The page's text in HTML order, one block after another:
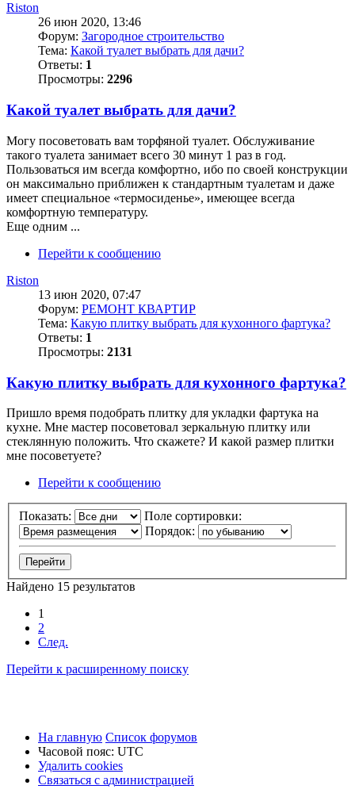
Riston
26 июн 2020, 13:46
Форум: Загородное строительство
Тема: Какой туалет выбрать для дачи?
Ответы: 1
Просмотры: 2296
Какой туалет выбрать для дачи?
Могу посоветовать вам торфяной туалет. Обслуживание
такого туалета занимает всего 30 минут 1 раз в год.
Пользоваться им всегда комфортно, ибо по своей конструкции
он максимально приближен к стандартным туалетам и даже
имеет специальное «термосиденье», имеющее всегда
комфортную температуру.
Еще одним ...
Перейти к сообщению
Riston
13 июн 2020, 07:47
Форум: РЕМОНТ КВАРТИР
Тема: Какую плитку выбрать для кухонного фартука?
Ответы: 1
Просмотры: 2131
Какую плитку выбрать для кухонного фартука?
Пришло время подобрать плитку для укладки фартука на
кухне. Мне мастер посоветовал зеркальную плитку или
стеклянную положить. Что скажете? И какой размер плитки
мне посоветуете?
Перейти к сообщению
Показать:
Поле сортировки:
Порядок:
Найдено 15 результатов
1
2
След.
Перейти к расширенному поиску
На главную Список форумов
Часовой пояс: UTC
Удалить cookies
Связаться
Связаться с администрацией